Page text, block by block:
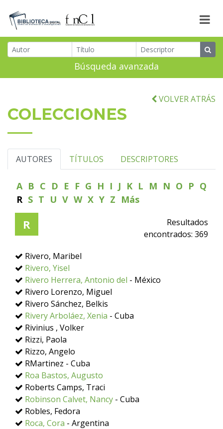
Búsqueda avanzada
VOLVER ATRÁS
COLECCIONES
AUTORES TÍTULOS DESCRIPTORES
A B C D E F G H I J K L M N O P Q
R S T U V W X Y Z Más
R
Resultados
encontrados: 369
Rivero, Maribel
Rivero, Yisel
Rivero Herrera, Antonio del - México
Rivero Lorenzo, Miguel
Rivero Sánchez, Belkis
Rivery Arboláez, Xenia - Cuba
Rivinius , Volker
Rizzi, Paola
Rizzo, Angelo
RMartinez - Cuba
Roa Bastos, Augusto
Roberts Camps, Traci
Robinson Calvet, Nancy - Cuba
Robles, Fedora
Roca, Cora - Argentina